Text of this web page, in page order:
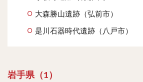
大森勝山遺跡（弘前市）
是川石器時代遺跡（八戸市）
岩手県（1）